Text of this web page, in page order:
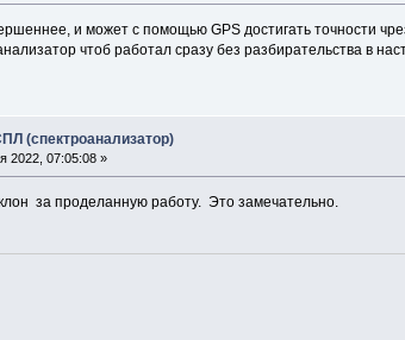
и может с помощью GPS достигать точности
чтоб работал сразу без разбирательства в
(спектроанализатор)
2022, 07:05:08 »
за проделанную работу. Это замечательно.